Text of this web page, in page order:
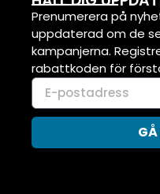
Prenumerera på
uppdaterad om de
kampanjerna.
rabattkoden för